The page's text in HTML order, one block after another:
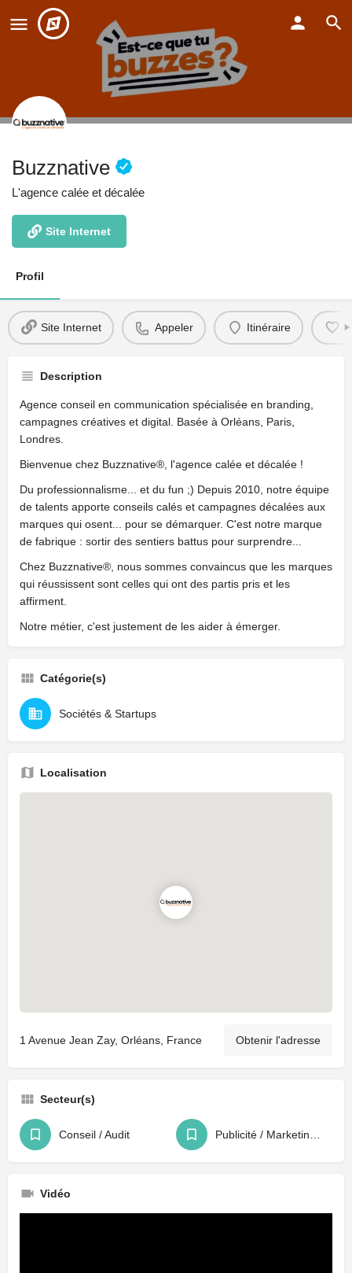
Buzznative
L'agence calée et décalée
Site Internet
Profil
Site Internet Appeler Itinéraire
Description
Agence conseil en communication spécialisée en branding,
campagnes créatives et digital. Basée à Orléans, Paris,
Londres.
Bienvenue chez Buzznative®, l'agence calée et décalée !
Du professionnalisme... et du fun ;) Depuis 2010, notre équipe
de talents apporte conseils calés et campagnes décalées aux
marques qui osent... pour se démarquer. C'est notre marque
de fabrique : sortir des sentiers battus pour surprendre...
Chez Buzznative®, nous sommes convaincus que les marques
qui réussissent sont celles qui ont des partis pris et les
affirment.
Notre métier, c'est justement de les aider à émerger.
Catégorie(s)
Sociétés & Startups
Localisation
1 Avenue Jean Zay, Orléans, France Obtenir l'adresse
Secteur(s)
Conseil / Audit
Vidéo